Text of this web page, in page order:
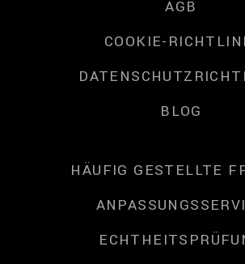
AGB
COOKIE-
BLOG
HÄUFIG GESTELLTE